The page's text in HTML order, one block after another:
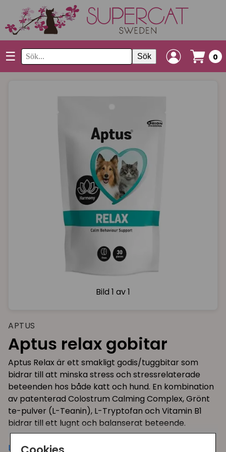
☰ Sök 0
Bild 1 av 1
APTUS
Aptus relax gobitar
Aptus Relax är ett smakligt godis/tuggbitar som
bidrar till att minska stress och stressrelaterade
beteenden hos både katt och hund. En kombination
av patenterad Colostrum Calming Complex, Grönt
te-pulver (L-Teanin), L-Tryptofan och Vitamin B1
bidrar till ett lugnt och balanserat beteende.
Läs mer